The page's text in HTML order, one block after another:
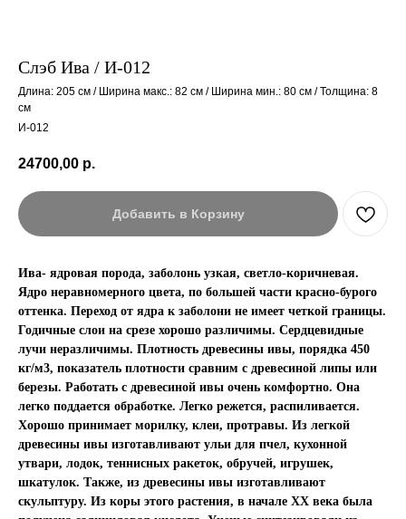
Слэб Ива / И-012
Длина: 205 см / Ширина макс.: 82 см / Ширина мин.: 80 см / Толщина: 8
см
И-012
24700,00 р.
Добавить в Корзину
Ива- ядровая порода, заболонь узкая, светло-коричневая.
Ядро неравномерного цвета, по большей части красно-бурого
оттенка. Переход от ядра к заболони не имеет четкой границы.
Годичные слои на срезе хорошо различимы. Сердцевидные
лучи неразличимы. Плотность древесины ивы, порядка 450
кг/м3, показатель плотности сравним с древесиной липы или
березы. Работать с древесиной ивы очень комфортно. Она
легко поддается обработке. Легко режется, распиливается.
Хорошо принимает морилку, клеи, протравы. Из легкой
древесины ивы изготавливают ульи для пчел, кухонной
утвари, лодок, теннисных ракеток, обручей, игрушек,
шкатулок. Также, из древесины ивы изготавливают
скульптуру. Из коры этого растения, в начале ХХ века была